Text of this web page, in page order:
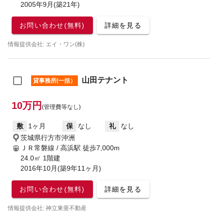
2005年9月(築21年)
お問い合わせ(無料) 詳細を見る
情報提供会社: エイ・ワン(株)
貸事務所(一括） 山田テナント
10万円 (管理費等なし)
敷 1ヶ月 保 なし 礼
なし
茨城県行方市沖洲
ＪＲ常磐線 / 高浜駅 徒歩7,000m
24.0㎡ 1階建
2016年10月(築9年11ヶ月)
お問い合わせ(無料) 詳細を見る
情報提供会社: 神立東亜不動産